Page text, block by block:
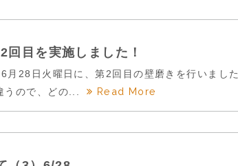
回目を実施しました！
月28日火曜日に、第2回目の壁磨きを行いま
ので、どの...
Read More